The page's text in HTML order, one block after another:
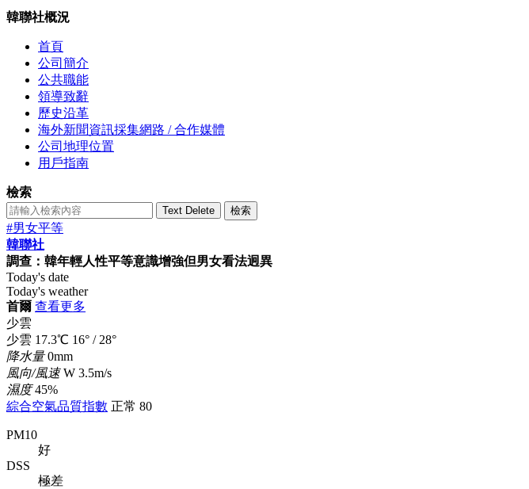
韓聯社概況
首頁
公司簡介
公共職能
領導致辭
歷史沿革
海外新聞資訊採集網路 / 合作媒體
公司地理位置
用戶指南
檢索
Text Delete 檢索
#男女平等
韓聯社
調查：韓年輕人性平等意識增強但男女看法迥異
Today's date
Today's weather
首爾 查看更多
少雲
少雲 17.3℃ 16° / 28°
降水量0mm
風向/風速W 3.5m/s
濕度45%
綜合空氣品質指數 正常 80
PM10
好
DSS
極差